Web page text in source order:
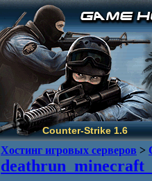
Counter-Strike 1.6
Хостинг игровых серверов >